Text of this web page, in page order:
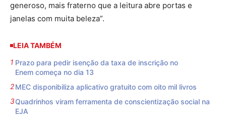
generoso, mais fraterno que a leitura abre portas e
janelas com muita beleza”.
LEIA TAMBÉM
Prazo para pedir isenção da taxa de inscrição no
Enem começa no dia 13
MEC disponibiliza aplicativo gratuito com oito mil livros
Quadrinhos viram ferramenta de conscientização social na
EJA